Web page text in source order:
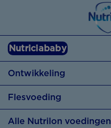
Nutriciababy
Ontwikkeling
Flesvoeding
Flesvoeding
Alle Nutrilon voedingen